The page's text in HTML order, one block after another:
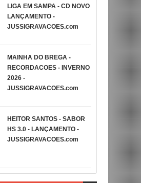
LIGA EM SAMPA - CD NOVO
LANÇAMENTO -
JUSSIGRAVACOES.com
MAINHA DO BREGA -
RECORDACOES - INVERNO
2026 -
JUSSIGRAVACOES.com
HEITOR SANTOS - SABOR
HS 3.0 - LANÇAMENTO -
JUSSIGRAVACOES.com